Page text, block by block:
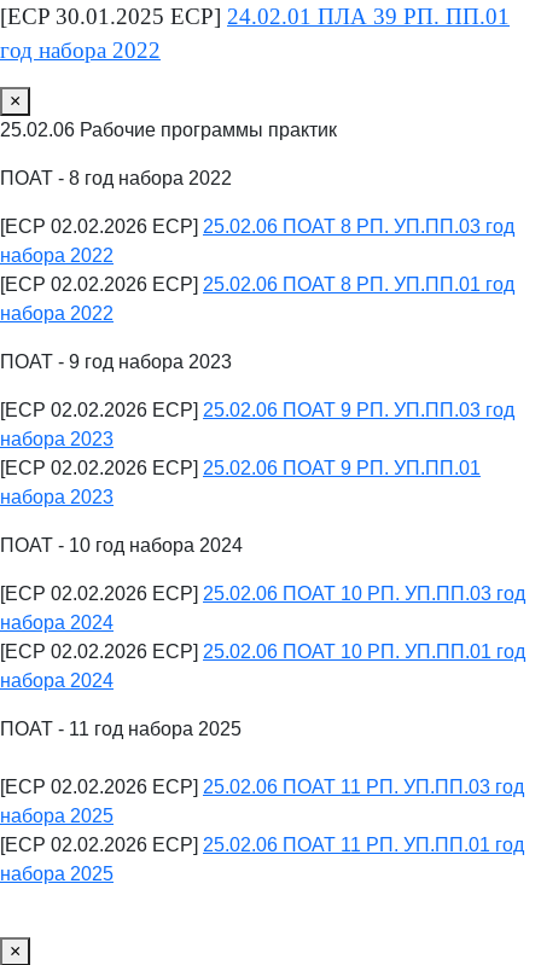
[ECP 30.01.2025 ECP] 24.02.01 ПЛА 39 РП. ПП.01
год набора 2022
×
25.02.06 Рабочие программы практик
ПОАТ - 8 год набора 2022
[ECP 02.02.2026 ECP] 25.02.06 ПОАТ 8 РП. УП.ПП.03 год
набора 2022
[ECP 02.02.2026 ECP] 25.02.06 ПОАТ 8 РП. УП.ПП.01 год
набора 2022
ПОАТ - 9 год набора 2023
[ECP 02.02.2026 ECP] 25.02.06 ПОАТ 9 РП. УП.ПП.03 год
набора 2023
[ECP 02.02.2026 ECP] 25.02.06 ПОАТ 9 РП. УП.ПП.01
набора 2023
ПОАТ - 10 год набора 2024
[ECP 02.02.2026 ECP] 25.02.06 ПОАТ 10 РП. УП.ПП.03 год
набора 2024
[ECP 02.02.2026 ECP] 25.02.06 ПОАТ 10 РП. УП.ПП.01 год
набора 2024
ПОАТ - 11 год набора 2025
[ECP 02.02.2026 ECP] 25.02.06 ПОАТ 11 РП. УП.ПП.03 год
набора 2025
[ECP 02.02.2026 ECP] 25.02.06 ПОАТ 11 РП. УП.ПП.01 год
набора 2025
×